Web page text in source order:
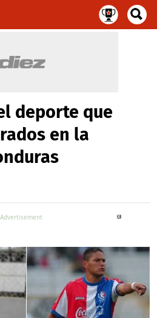
deporte que
en la
X